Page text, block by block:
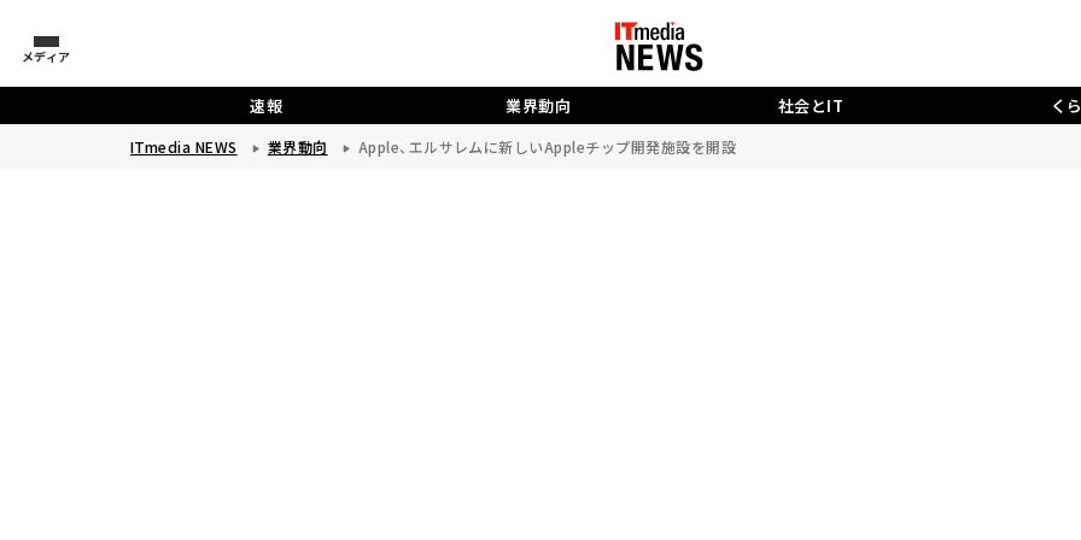
メディア
速報 業界動向 社会とIT く
ITmedia NEWS 業界動向 Apple、エルサレムに新しいAppleチップ開発施設を開設